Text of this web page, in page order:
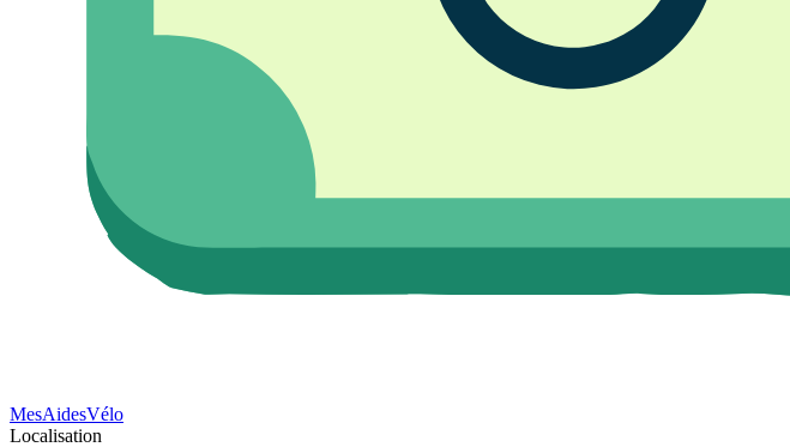
MesAidesVélo
Localisation